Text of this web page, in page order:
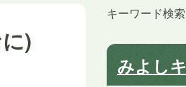
)
キーワード検索
みよし